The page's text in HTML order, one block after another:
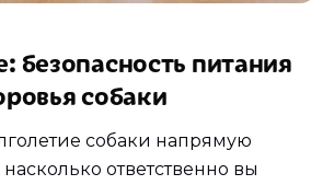
безопасность питания
собаки
собаки напрямую
насколько ответственно вы